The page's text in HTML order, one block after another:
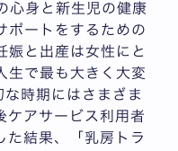
心身と新生児の健康
ポートをするための
娠と出産は女性にと
生で最も大きく大変
時期にはさまざま
ケアサービス利用者
た結果、「乳房トラ